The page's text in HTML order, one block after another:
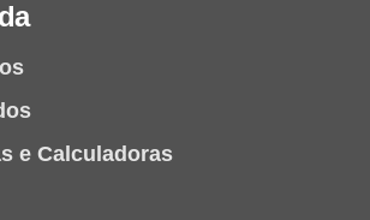
e Calculadoras